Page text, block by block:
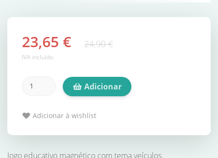
23,65 € 24,90 €
IVA incluído.
Adicionar
Adicionar à wishlist
Jogo educativo magnético com tema veículos.